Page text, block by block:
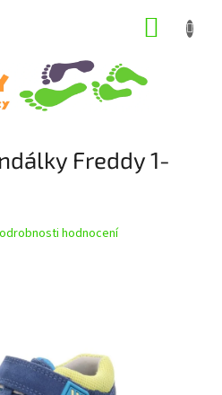
Freddy 1-
hodnocení